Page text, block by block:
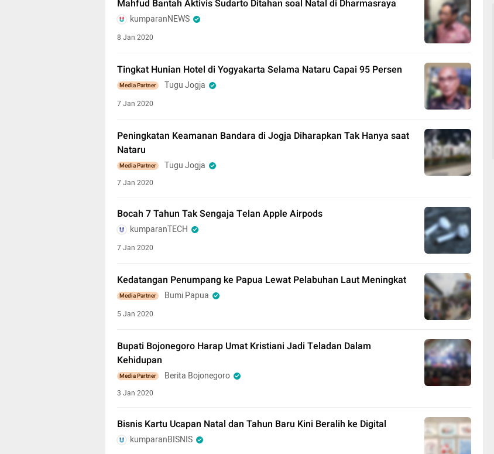
Mahfud Bantah Aktivis Sudarto Ditahan soal Natal di Dharmasraya
kumparanNEWS
8 Jan 2020
Tingkat Hunian Hotel di Yogyakarta Selama Nataru Capai 95 Persen
Media Partner Tugu Jogja
7 Jan 2020
Peningkatan Keamanan Bandara di Jogja Diharapkan Tak Hanya saat
Nataru
Media Partner Tugu Jogja
7 Jan 2020
Bocah 7 Tahun Tak Sengaja Telan Apple Airpods
kumparanTECH
7 Jan 2020
Kedatangan Penumpang ke Papua Lewat Pelabuhan Laut Meningkat
Media Partner Bumi Papua
5 Jan 2020
Bupati Bojonegoro Harap Umat Kristiani Jadi Teladan Dalam
Kehidupan
Media Partner Berita Bojonegoro
3 Jan 2020
Bisnis Kartu Ucapan Natal dan Tahun Baru Kini Beralih ke Digital
kumparanBISNIS